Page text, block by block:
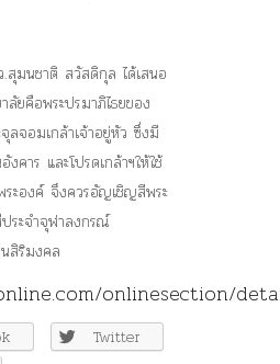
.สุมนชาติ สวัสดิกุล ได้เสนอ
ยคือพระปรมาภิไธยของ
ลจอมเกล้าเจ้าอยู่หัว ซึ่งมี
คาร และโปรดเกล้าฯให้ใช้
ระองค์ จึงควรอัญเชิญสีพระ
ระจำจุฬาลงกรณ์
สิริมงคล
onlinesection/
Twitter